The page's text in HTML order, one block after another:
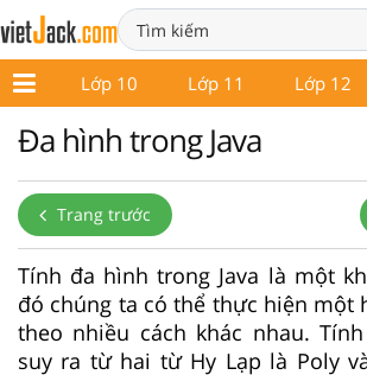
9 Lớp 10 Lớp 11 Lớp 12
Đa hình trong Java
Trang trước
Tính đa hình trong Java là một
đó chúng ta có thể thực hiện một
theo nhiều cách khác nhau.
suy ra từ hai từ Hy Lạp là Poly